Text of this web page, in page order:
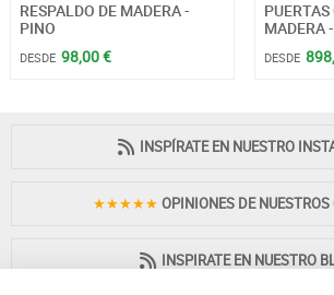
RESPALDO DE MADERA -
PINO
DESDE 98,00 €
MADERA
DESDE
INSPÍRATE EN NUESTRO
★★★★★ OPINIONES DE
INSPIRATE EN NUESTRO